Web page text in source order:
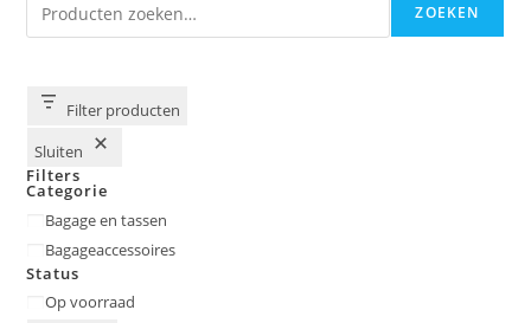
ZOEKEN
Filter producten
Sluiten
Filters
Categorie
Categorie
Bagage en tassen
Bagageaccessoires
Status
Status
Op voorraad